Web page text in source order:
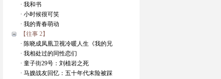
· 我和书
· 小时候很可笑
· 我的青春萌动
【往事 2】
· 陈晓成凤凰卫视冷暖人生《我的兄
· 我相处过的同性恋们
· 童子街29号：刘植岩之死
· 马嫂战友回忆：五十年代末险被踩